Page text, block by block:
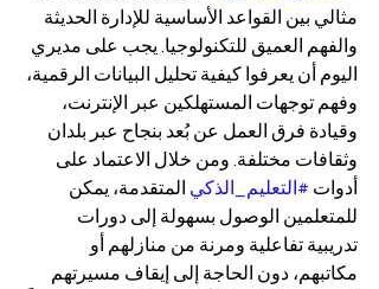
مثالي بين القواعد الأساسية للإدارة الحديثة
والفهم العميق للتكنولوجيا. يجب على مديري
اليوم أن يعرفوا كيفية تحليل البيانات الرقمية،
وفهم توجهات المستهلكين عبر الإنترنت،
وقيادة فرق العمل عن بُعد بنجاح عبر بلدان
وثقافات مختلفة. ومن خلال الاعتماد على
أدوات #التعليم_الذكي المتقدمة، يمكن
للمتعلمين الوصول بسهولة إلى دورات
تدريبية تفاعلية ومرنة من منازلهم أو
مكاتبهم، دون الحاجة إلى إيقاف مسيرتهم